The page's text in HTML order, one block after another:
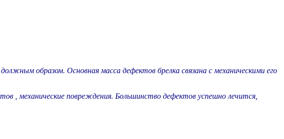
образом. Основная масса дефектов брелка связана с механическими его
, механические повреждения. Большинство дефектов успешно лечится,